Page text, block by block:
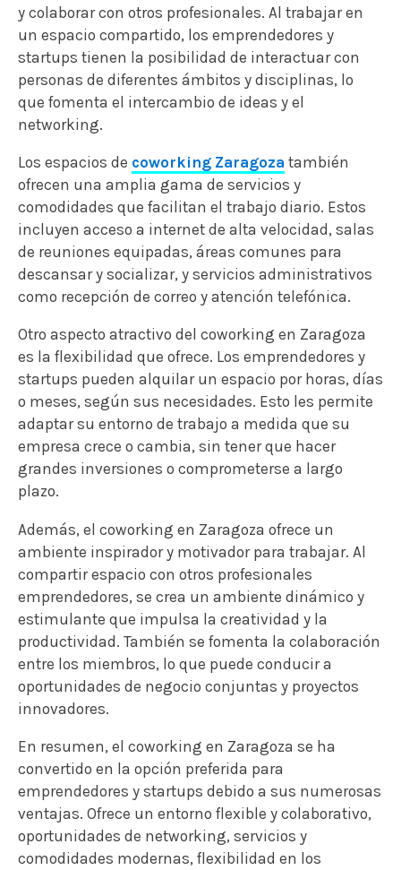
y colaborar con otros profesionales. Al trabajar en
un espacio compartido, los emprendedores y
startups tienen la posibilidad de interactuar con
personas de diferentes ámbitos y disciplinas, lo
que fomenta el intercambio de ideas y el
networking.
Los espacios de coworking Zaragoza también
ofrecen una amplia gama de servicios y
comodidades que facilitan el trabajo diario. Estos
incluyen acceso a internet de alta velocidad, salas
de reuniones equipadas, áreas comunes para
descansar y socializar, y servicios administrativos
como recepción de correo y atención telefónica.
Otro aspecto atractivo del coworking en Zaragoza
es la flexibilidad que ofrece. Los emprendedores y
startups pueden alquilar un espacio por horas, días
o meses, según sus necesidades. Esto les permite
adaptar su entorno de trabajo a medida que su
empresa crece o cambia, sin tener que hacer
grandes inversiones o comprometerse a largo
plazo.
Además, el coworking en Zaragoza ofrece un
ambiente inspirador y motivador para trabajar. Al
compartir espacio con otros profesionales
emprendedores, se crea un ambiente dinámico y
estimulante que impulsa la creatividad y la
productividad. También se fomenta la colaboración
entre los miembros, lo que puede conducir a
oportunidades de negocio conjuntas y proyectos
innovadores.
En resumen, el coworking en Zaragoza se ha
convertido en la opción preferida para
emprendedores y startups debido a sus numerosas
ventajas. Ofrece un entorno flexible y colaborativo,
oportunidades de networking, servicios y
comodidades modernas, flexibilidad en los